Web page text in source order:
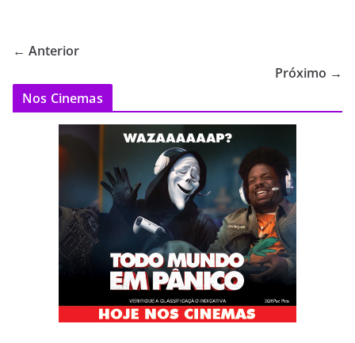
← Anterior
Próximo →
Nos Cinemas